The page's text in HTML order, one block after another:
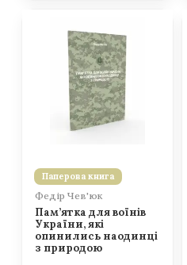
Паперова книга
Федір Чев'юк
Пам’ятка для воїнів
України, які
опинились наодинці
з природою